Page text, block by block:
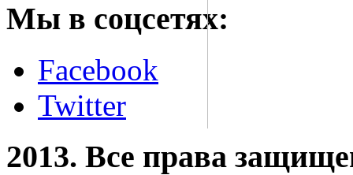
Мы в соцсетях:
Facebook
Twitter
2013. Все права